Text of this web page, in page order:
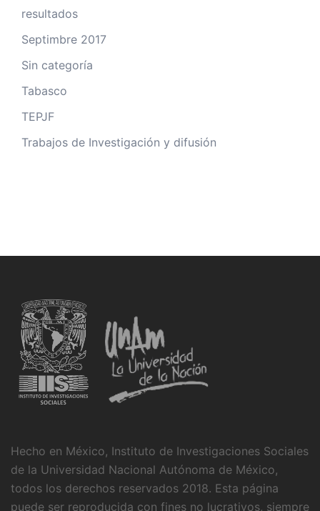
resultados
Septimbre 2017
Sin categoría
Tabasco
TEPJF
Trabajos de Investigación y difusión
Hecho en México, Instituto de Investigaciones Sociales
de la Universidad Nacional Autónoma de México,
todos los derechos reservados 2018. Esta página
puede ser reproducida con fines no lucrativos, siempre